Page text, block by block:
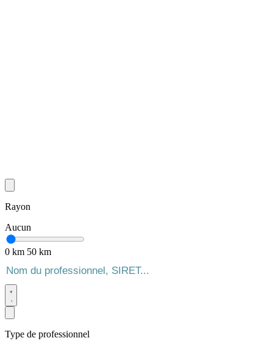
Rayon
Aucun
0 km 50 km
Type de professionnel